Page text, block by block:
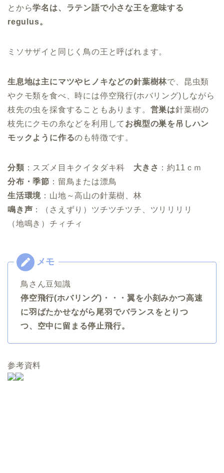
とから学名は、ラテン語で小さな王を意味する
regulus。
ミソサザイと同じく鳥の王と呼ばれます。
生息地は主にマツやヒノキなどの針葉樹林で、昆虫類
やクモ類を食べ、時には停空飛行(ホバリング)しながら
枝先の虫を採食することもあります。 営巣は針葉樹の
枝先にクモの糸などを利用して お椀型の巣を吊しハン
モックように作るのも特徴です。
分類 ：スズメ目キクイタダキ科 大きさ ：約11ｃｍ
分布・季節 ：留鳥または漂鳥
生活環境 ：山地～高山の針葉樹、林
鳴き声 ：（さえずり）ツチツチツチ、ツリリリリ
（地鳴き）チィチィ
鳥さん豆知識
停空飛行(ホバリング)・・・翼を小刻みかつ高速
に羽ばたかせながら尾羽でバランスをとりつ
つ、空中に留まる停止飛行。
参考資料